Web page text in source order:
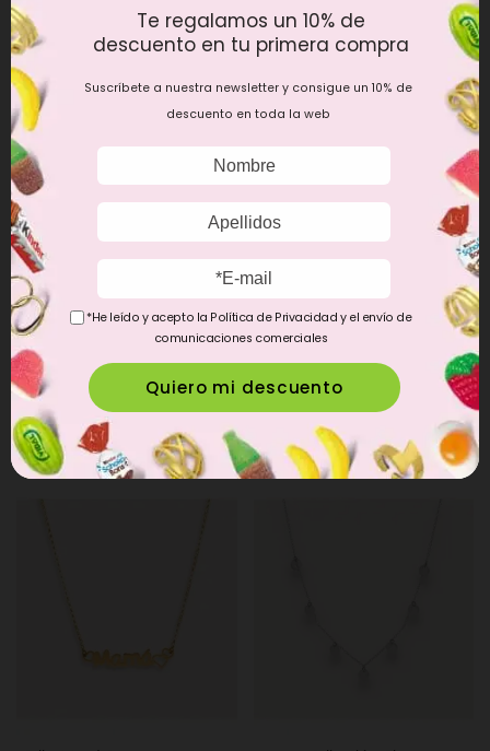
24,90 € 19,90 €
Anillo Río Baño Oro
19,90 €
Collar Mamá Corazones Plata
29,90 €
Te regalamos un 10% de
descuento en tu primera compra
Suscríbete a nuestra newsletter y consigue un 10% de
descuento en toda la web
*He leído y acepto la Política de Privacidad y el envío de
comunicaciones comerciales